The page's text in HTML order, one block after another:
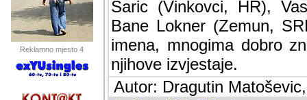
Reklamno mjesto 4
Šaric (Vinkovci, HR),
Bane Lokner (Zemun,
imena, mnogima dobro
njihove izvjestaje.
Autor: Dragutin